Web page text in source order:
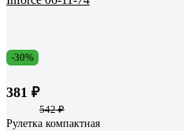
-30%
381 ₽
542 ₽
Рулетка компактная